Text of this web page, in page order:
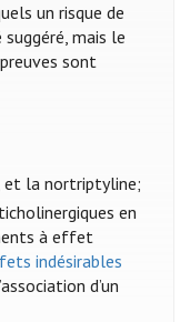
un risque de
mais le
sont
et la nortriptyline;
en
à effet
indésirables
d’un